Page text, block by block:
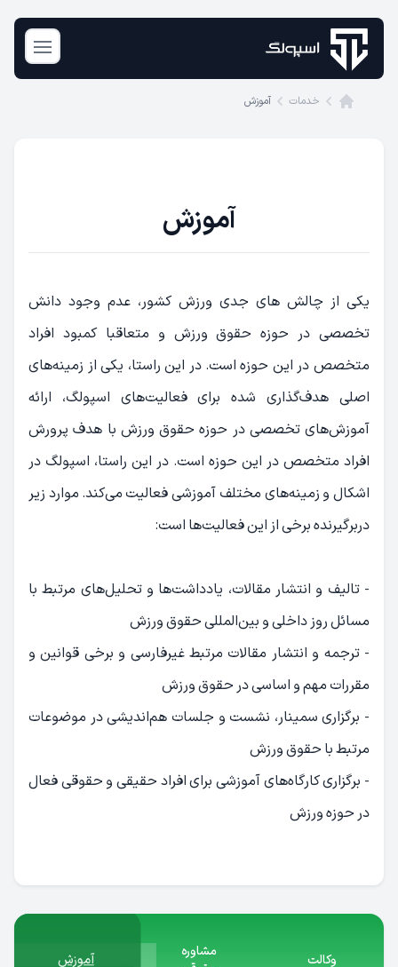
menu
خدمات آموزش
وکالت
مشاوره
آموزش
آموزش
یکی از چالش های جدی ورزش کشور، عدم وجود دانش
تخصصی در حوزه حقوق ورزش و متعاقبا کمبود افراد
متخصص در این حوزه است. در این راستا، یکی از زمینه‌های
اصلی هدف‌گذاری شده برای فعالیت‌های اسپولگ، ارائه
آموزش‌های تخصصی در حوزه حقوق ورزش با هدف پرورش
افراد متخصص در این حوزه است. در این راستا، اسپولگ در
اشکال و زمینه‌های مختلف آموزشی فعالیت می‌کند. موارد زیر
دربرگیرنده برخی از این فعالیت‌ها است:
- تالیف و انتشار مقالات، یادداشت‌ها و تحلیل‌های مرتبط با
مسائل روز داخلی و بین‌المللی حقوق ورزش
- ترجمه و انتشار مقالات مرتبط غیرفارسی و برخی قوانین و
مقررات مهم و اساسی در حقوق ورزش
- برگزاری سمینار، نشست و جلسات هم‌اندیشی در موضوعات
مرتبط با حقوق ورزش
- برگزاری کارگاه‌های آموزشی برای افراد حقیقی و حقوقی فعال
در حوزه ورزش